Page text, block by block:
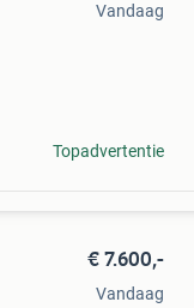
Vandaag
Topadvertentie
€ 7.600,-
Vandaag